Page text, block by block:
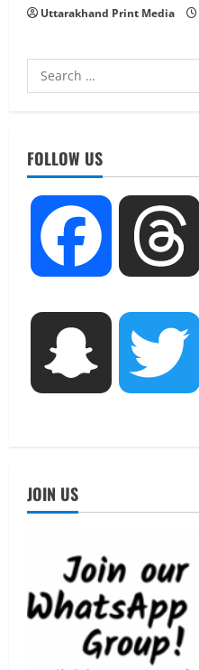
Uttarakhand Print Media
Search
for:
FOLLOW US
Facebook
Snapchat
JOIN US
August
मिस
ब्यूटीफुल
August
एमआईटी
बीएसबीआई
1
सहसपुर
निरीक्षण
शिविर की